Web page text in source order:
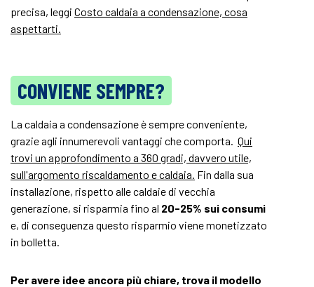
precisa, leggi Costo caldaia a condensazione, cosa
aspettarti.
CONVIENE SEMPRE?
La caldaia a condensazione è sempre conveniente,
grazie agli innumerevoli vantaggi che comporta. Qui
trovi un approfondimento a 360 gradi, davvero utile,
sull'argomento riscaldamento e caldaia. Fin dalla sua
installazione, rispetto alle caldaie di vecchia
generazione, si risparmia fino al 20-25% sui consumi
e, di conseguenza questo risparmio viene monetizzato
in bolletta.
Per avere idee ancora più chiare, trova il modello